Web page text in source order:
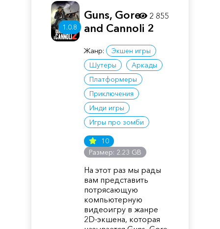
1.0.8
Guns, Gore
and Cannoli 2
Жанр:
Экшен игры
Шутеры
Аркады
Платформеры
Приключения
Инди игры
Игры про зомби
10
Размер: 2.23 GB
На этот раз мы рады
вам представить
потрясающую
компьютерную
видеоигру в жанре
2D-экшена, которая
2 855